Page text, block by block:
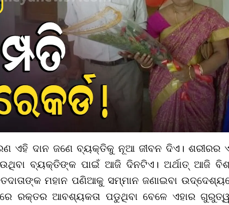
ଏହି ଦାନ ଜଣେ ବ୍ୟକ୍ତିକୁ ନୂଆ ଜୀବନ ଦିଏ। ଶରୀରର
ବ୍ୟକ୍ତିଙ୍କ ପାଇଁ ଆଜି ଦିନଟିଏ। ଅର୍ଥାତ୍ ଆଜି
ମହାନ ପଣିଆକୁ ସମ୍ମାନ ଜଣାଇବା
ରକ୍ତର ଆବଶ୍ୟକତା ପଡୁଥିବା ବେଳେ ଏହାର